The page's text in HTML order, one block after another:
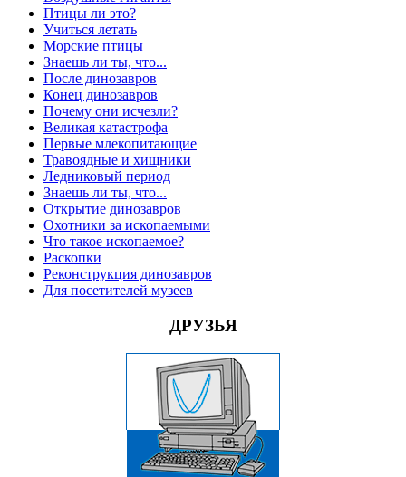
Птицы ли это?
Учиться летать
Морские птицы
Знаешь ли ты, что...
После динозавров
Конец динозавров
Почему они исчезли?
Великая катастрофа
Первые млекопитающие
Травоядные и хищники
Ледниковый период
Знаешь ли ты, что...
Открытие динозавров
Охотники за ископаемыми
Что такое ископаемое?
Раскопки
Реконструкция динозавров
Для посетителей музеев
ДРУЗЬЯ